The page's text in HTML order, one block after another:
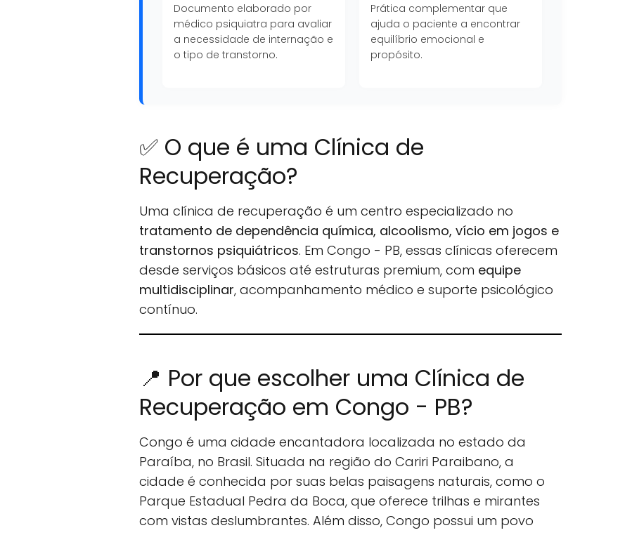
Documento elaborado por
médico psiquiatra para avaliar
a necessidade de internação e
o tipo de transtorno.
Prática complementar que
ajuda o paciente a encontrar
equilíbrio emocional e
propósito.
✅ O que é uma Clínica de
Recuperação?
Uma clínica de recuperação é um centro especializado no
tratamento de dependência química, alcoolismo, vício em jogos e
transtornos psiquiátricos. Em Congo - PB, essas clínicas oferecem
desde serviços básicos até estruturas premium, com equipe
multidisciplinar, acompanhamento médico e suporte psicológico
contínuo.
📍 Por que escolher uma Clínica de
Recuperação em Congo - PB?
Congo é uma cidade encantadora localizada no estado da
Paraíba, no Brasil. Situada na região do Cariri Paraibano, a
cidade é conhecida por suas belas paisagens naturais, como o
Parque Estadual Pedra da Boca, que oferece trilhas e mirantes
com vistas deslumbrantes. Além disso, Congo possui um povo